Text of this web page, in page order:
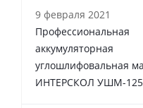
9 февраля 2021
Профессиональная
аккумуляторная
углошлифовальная
ИНТЕРСКОЛ УШМ-